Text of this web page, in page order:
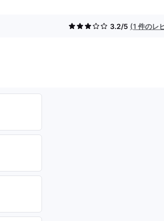
3.2/5 (1 件のレ